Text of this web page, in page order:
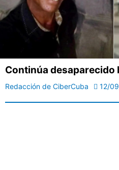
Continúa desaparecido
Redacción de CiberCuba 12/